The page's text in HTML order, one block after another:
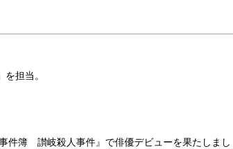
担当。
件簿 讃岐殺人事件』で俳優デビューを果たしまし